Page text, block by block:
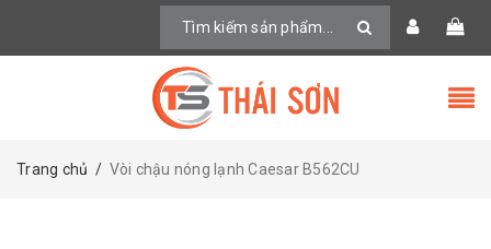
Trang chủ / Vòi chậu nóng lạnh Caesar B562CU